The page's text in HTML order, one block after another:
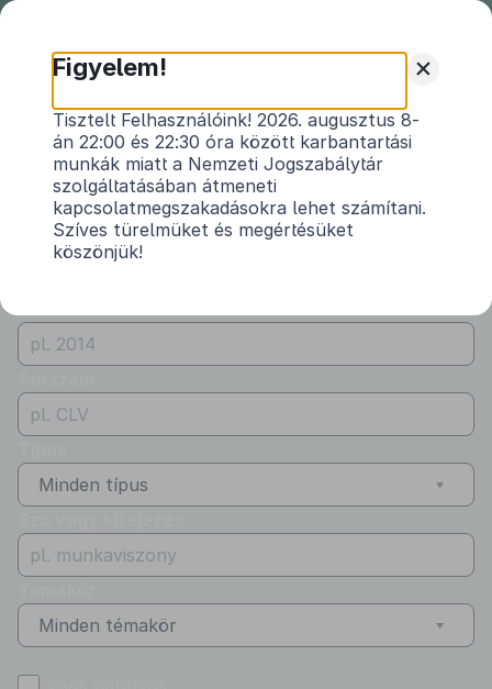
Önkormányzati
rendeletek
Önkormányzati rendeletek
Vármegye
Vas
Kibocsátó
Kerkáskápolna Község Önkormányzata
Minden típus
Minden témakör
+
Figyelem!
Tisztelt Felhasználóink! 2026. augusztus 8-
án 22:00 és 22:30 óra között karbantartási
munkák miatt a Nemzeti Jogszabálytár
szolgáltatásában átmeneti
kapcsolatmegszakadásokra lehet számítani.
Szíves türelmüket és megértésüket
köszönjük!